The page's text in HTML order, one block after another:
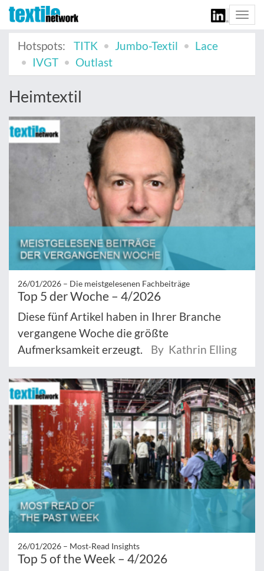
Hotspots:
TITK Jumbo-Textil
Lace
IVGT
Outlast
Heimtextil
26/01/2026 – Die meistgelesenen Fachbeiträge
Top 5 der Woche – 4/2026
Diese fünf Artikel haben in Ihrer Branche
vergangene Woche die größte
Aufmerksamkeit erzeugt.
By Kathrin Elling
26/01/2026 – Most‑Read Insights
Top 5 of the Week – 4/2026